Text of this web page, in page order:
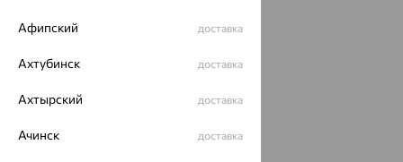
О нас
Магазины и доставка г. Липецк
Афипский доставка
Ахтубинск доставка
Ахтырский доставка
Ачинск доставка